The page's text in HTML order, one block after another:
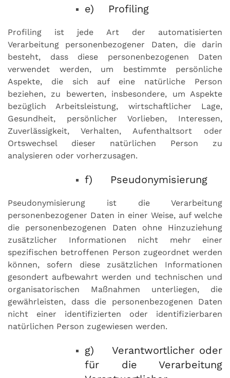
e) Profiling
Profiling ist jede Art der automatisierten
Verarbeitung personenbezogener Daten, die darin
besteht, dass diese personenbezogenen Daten
verwendet werden, um bestimmte persönliche
Aspekte, die sich auf eine natürliche Person
beziehen, zu bewerten, insbesondere, um Aspekte
bezüglich Arbeitsleistung, wirtschaftlicher Lage,
Gesundheit, persönlicher Vorlieben, Interessen,
Zuverlässigkeit, Verhalten, Aufenthaltsort oder
Ortswechsel dieser natürlichen Person zu
analysieren oder vorherzusagen.
f) Pseudonymisierung
Pseudonymisierung ist die Verarbeitung
personenbezogener Daten in einer Weise, auf welche
die personenbezogenen Daten ohne Hinzuziehung
zusätzlicher Informationen nicht mehr einer
spezifischen betroffenen Person zugeordnet werden
können, sofern diese zusätzlichen Informationen
gesondert aufbewahrt werden und technischen und
organisatorischen Maßnahmen unterliegen, die
gewährleisten, dass die personenbezogenen Daten
nicht einer identifizierten oder identifizierbaren
natürlichen Person zugewiesen werden.
g) Verantwortlicher oder
für die Verarbeitung